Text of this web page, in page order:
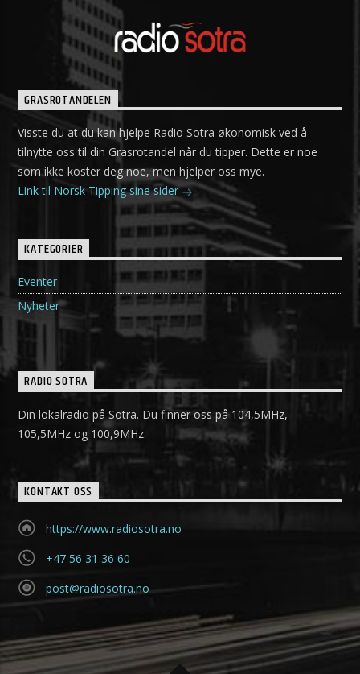
GRASROTANDELEN
Visste du at du kan hjelpe Radio Sotra økonomisk ved å
tilnytte oss til din Grasrotandel når du tipper. Dette er noe
som ikke koster deg noe, men hjelper oss mye.
Link til Norsk Tipping sine sider
KATEGORIER
Eventer
Nyheter
RADIO SOTRA
Din lokalradio på Sotra. Du finner oss på 104,5MHz,
105,5MHz og 100,9MHz.
KONTAKT OSS
https://www.radiosotra.no
+47 56 31 36 60
post@radiosotra.no